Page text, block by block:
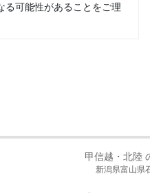
る可能性があることをご理
甲信越・北陸
新潟県富山県